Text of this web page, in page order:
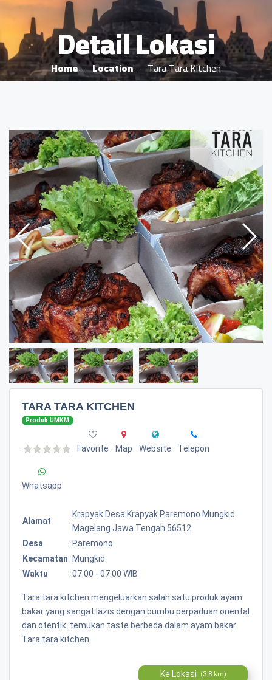
Detail Lokasi
Home Location Tara Tara Kitchen
TARA TARA KITCHEN
Produk UMKM
Favorite Map Website Telepon
Whatsapp
Alamat :
Krapyak Desa Krapyak Paremono Mungkid
Magelang Jawa Tengah 56512
Desa
: Paremono
Kecamatan : Mungkid
Waktu
:07:00 - 07:00 WIB
Tara tara kitchen mengeluarkan salah satu produk ayam
bakar yang sangat lazis dengan bumbu perpaduan oriental
dan otentik..temukan taste berbeda dalam ayam bakar
Tara tara kitchen
Ke Lokasi (3.8 km)